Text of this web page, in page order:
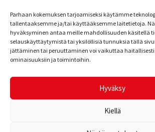
Parhaan kokemuksen tarjoamiseksi käytämme
tallentaaksemme ja/tai käyttääksemme laitetietoja.
hyväksyminen antaa meille mahdollisuuden käsitellä
selauskäyttäytymistä tai yksilöllisiä tunnuksia tällä
jättäminen tai peruuttaminen voi vaikuttaa
ominaisuuksiin ja toimintoihin.
Hyväksy
Kiellä
Finland
Puh. 09 221 7088
info at supermotocenter.fi
Maanantai - Tiistai 09.00 - 17.00